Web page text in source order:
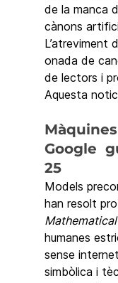
de la manca
cànons
L’atreviment
onada de
de lectors i
Aquesta
Google
25
Models
han resolt
humanes
sense
simbòlica i